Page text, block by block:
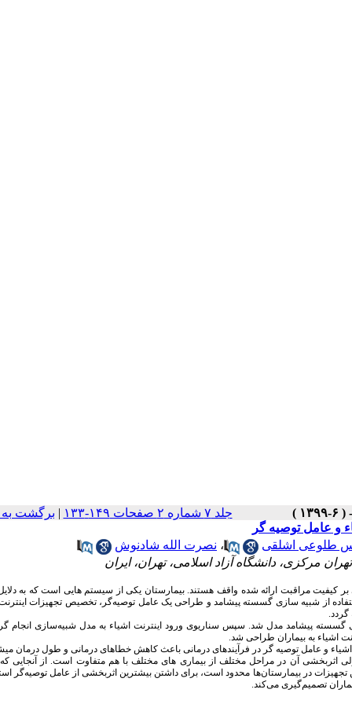
جلد ۷ شماره ۲ صفحات ۱۴۹-۱۳۳ | برگشت
و عامل توصیه‌ گر
طلوعی اشلقی
، نصرت الله شادنوش
مرکزی، دانشگاه آزاد اسلامی، تهران، ایران
کیفیت مراقبت ارائه شده واقف هستند. بیمارستان یکی از سیستم‏ هایی است که به
از شبیه ‌سازی گسسته پیشامد و طراحی یک عامل توصیه‌گر، تخصیص تجهیزات اینترنت
گسسته پیشامد مدل شد. سپس سناریوی ورود اینترنت اشیاء به مدل شبیه‌سازی انجام
اشیاء به بیماران طراحی شد.
و عامل توصیه ‏گر در فرآیندهای درمانی باعث کاهش خطاهای درمانی و طول درمان
اثربخشی آن در مراحل مختلف از بیماری‏ های مختلف با هم متفاوت است. از آنجایی
تجهیزات در بیمارستان‌ها محدود است، برای داشتن بیشترین اثربخشی از عامل توصیه‌گر
تصمیم‌گیری می‌کند.